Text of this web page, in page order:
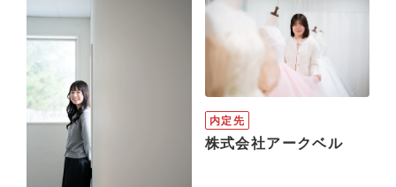
内定先
株式会社アークベル